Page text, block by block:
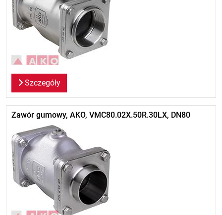
Szczegóły
Zawór gumowy, AKO, VMC80.02X.50R.30LX, DN80